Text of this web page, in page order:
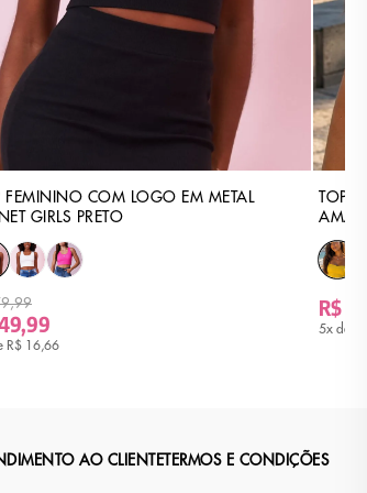
FEMININO COM LOGO EM METAL
GIRLS PRETO
R$ 16,66
TOP
R$
5x de
AO CLIENTETERMOS E CONDIÇÕES